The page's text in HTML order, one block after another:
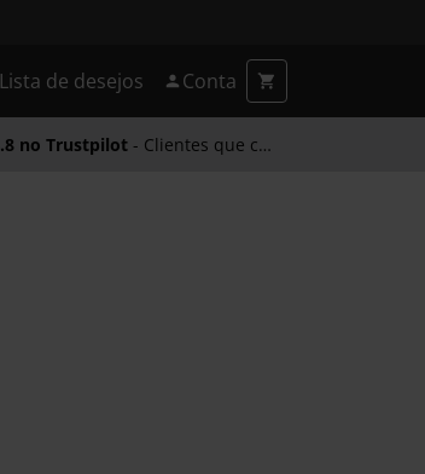
Lista de desejos Conta
no Trustpilot - Clientes que confiam em nós